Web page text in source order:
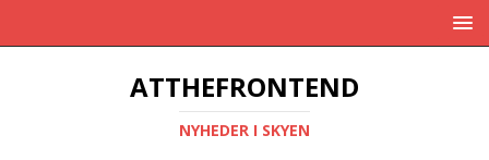
ATTHEFRONTEND
NYHEDER I SKYEN